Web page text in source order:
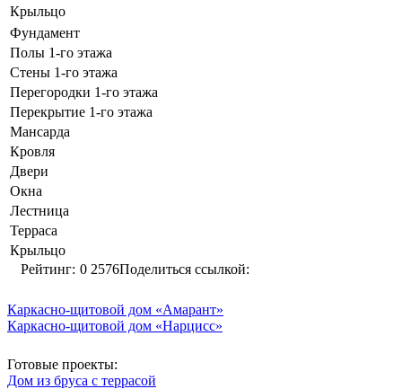
Крыльцо
Фундамент
Полы 1-го этажа
Стены 1-го этажа
Перегородки 1-го этажа
Перекрытие 1-го этажа
Мансарда
Кровля
Двери
Окна
Лестница
Терраса
Крыльцо
Рейтинг: 0 2576Поделиться ссылкой:
Каркасно-щитовой дом «Амарант»
Каркасно-щитовой дом «Нарцисс»
Готовые проекты:
Дом из бруса с террасой